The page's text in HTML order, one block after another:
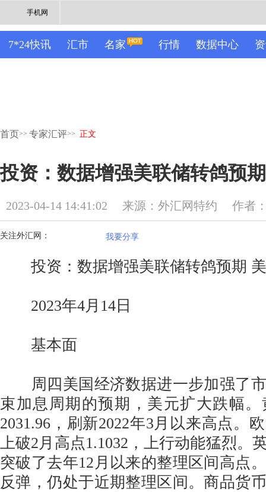
手机网
7*24快讯 汇市 名家 行情 数据中心
首页>> 专家汇评>> 正文
投资：数据增强美联储转鸽预
2023-04-14 14:41:02 来源：外汇网特约 作者
关注外汇网： 我要分享
投资：数据增强美联储转鸽预期
2023年4月14日
基本面
周四美国经济数据进一步加强了市
束加息周期的预期，美元扩大跌幅
2031.96，刷新2022年3月以来高点。
上破2月高点1.1032，上行动能猛烈。
突破了去年12月以来的整理区间高点
反弹，仍处于近期整理区间。商品货